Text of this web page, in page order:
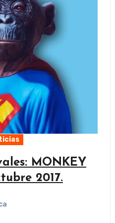
MONKEY
2017.